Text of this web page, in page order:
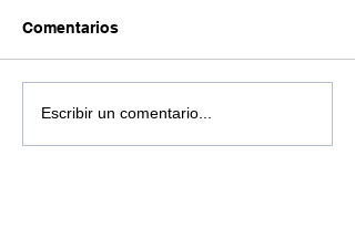
Comentarios
Escribir un comentario...